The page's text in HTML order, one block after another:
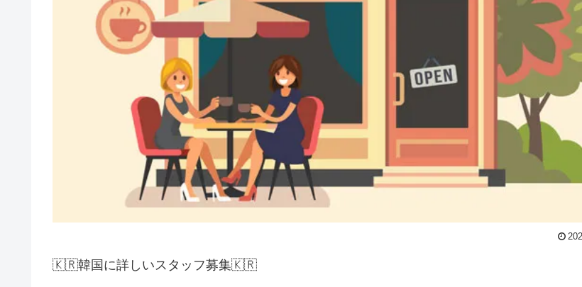
🇰🇷韓国に詳しいスタッフ募集🇰🇷